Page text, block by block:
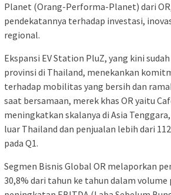
Planet (Orang-Performa-Planet) dari
pendekatannya terhadap investasi,
regional.
Ekspansi EV Station PluZ, yang kini
provinsi di Thailand, menekankan
terhadap mobilitas yang bersih dan
saat bersamaan, merek khas OR yaitu
meningkatkan skalanya di Asia
luar Thailand dan penjualan lebih dari
pada Q1.
Segmen Bisnis Global OR melaporkan
30,8% dari tahun ke tahun dalam volume